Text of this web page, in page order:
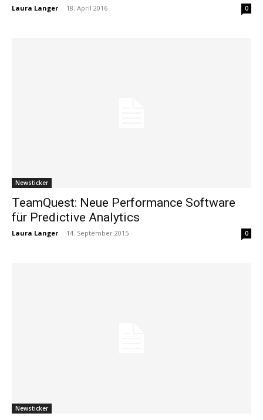
Laura Langer - 18. April 2016 0
Newsticker
TeamQuest: Neue Performance Software
für Predictive Analytics
Laura Langer - 14. September 2015 0
Newsticker